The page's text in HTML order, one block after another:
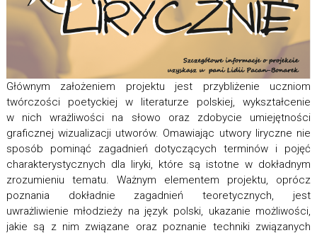
Głównym założeniem projektu jest przybliżenie uczniom
twórczości poetyckiej w literaturze polskiej, wykształcenie
w nich wrażliwości na słowo oraz zdobycie umiejętności
graficznej wizualizacji utworów. Omawiając utwory liryczne nie
sposób pominąć zagadnień dotyczących terminów i pojęć
charakterystycznych dla liryki, które są istotne w dokładnym
zrozumieniu tematu. Ważnym elementem projektu, oprócz
poznania dokładnie zagadnień teoretycznych, jest
uwrażliwienie młodzieży na język polski, ukazanie możliwości,
jakie są z nim związane oraz poznanie techniki związanych